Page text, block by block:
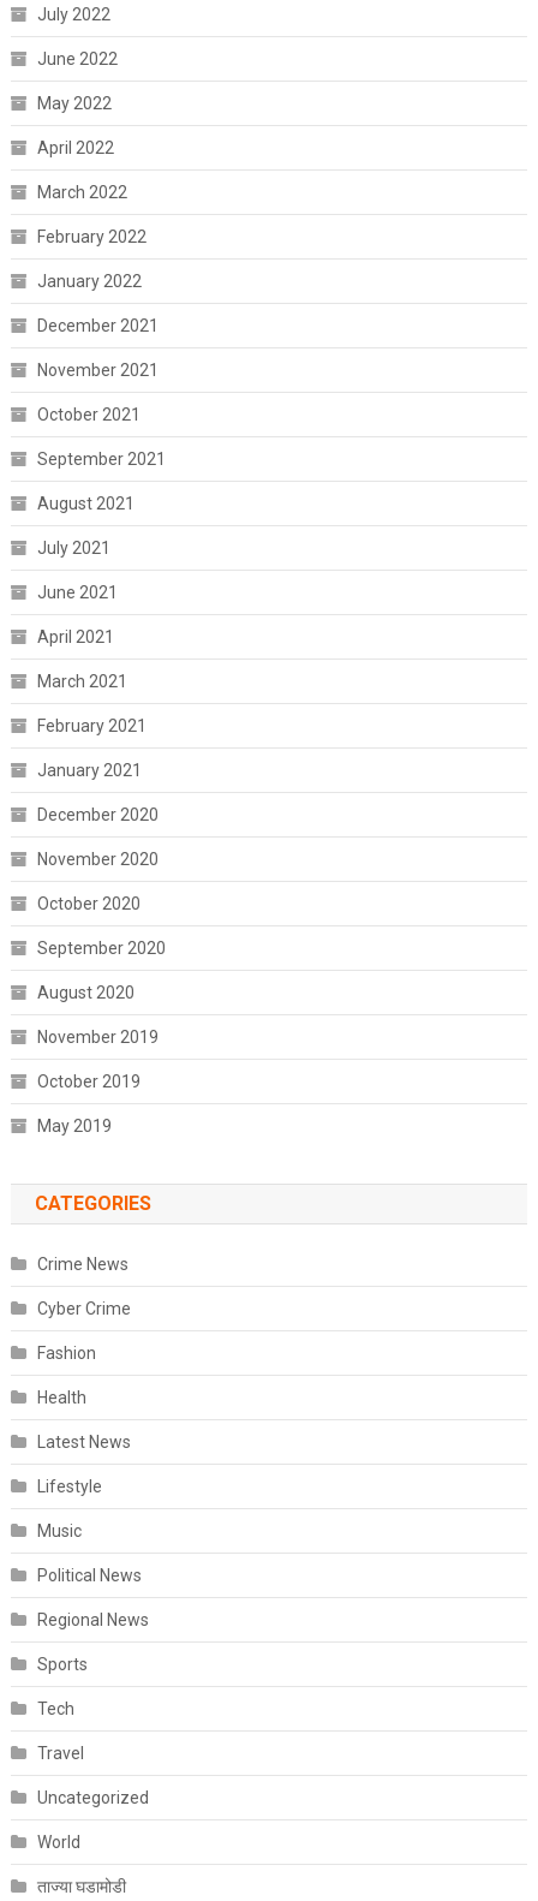
July 2022
June 2022
May 2022
April 2022
March 2022
February 2022
January 2022
December 2021
November 2021
October 2021
September 2021
August 2021
July 2021
June 2021
April 2021
March 2021
February 2021
January 2021
December 2020
November 2020
October 2020
September 2020
August 2020
November 2019
October 2019
May 2019
CATEGORIES
Crime News
Cyber Crime
Fashion
Health
Latest News
Lifestyle
Music
Political News
Regional News
Sports
Tech
Travel
Uncategorized
World
ताज्या घडामोडी